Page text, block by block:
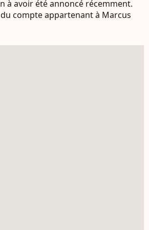
à avoir été annoncé récemment.
compte appartenant à Marcus